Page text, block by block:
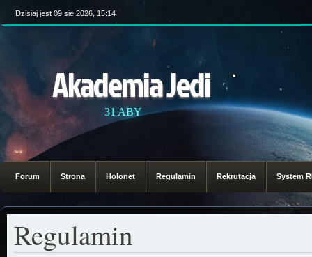
Dzisiaj jest 09 sie 2026, 15:14
Akademia Jedi
31 ABY
Forum Strona Holonet Regulamin Rekrutacja System
Regulamin